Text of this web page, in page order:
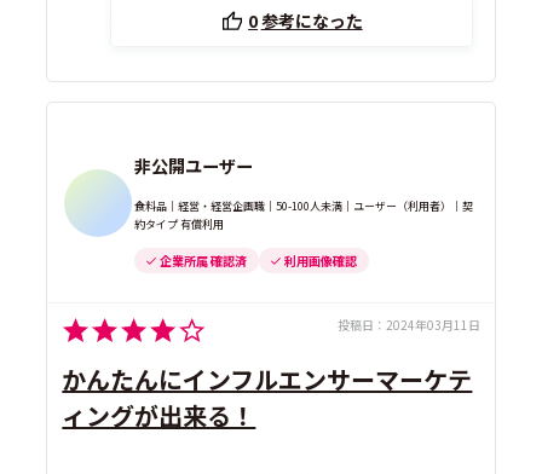
0参考になった
非公開ユーザー
食料品｜経営・経営企画職｜50-100人未満｜ユーザー（利用者）｜契
約タイプ 有償利用
企業所属 確認済 利用画像確認
投稿日： 2024年03月11日
かんたんにインフルエンサーマーケテ
ィングが出来る！